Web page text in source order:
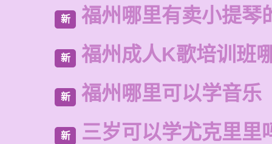
新 福州哪里有卖小提琴
新 福州成人K歌培训班
新 福州哪里可以学音乐
新 三岁可以学尤克里里